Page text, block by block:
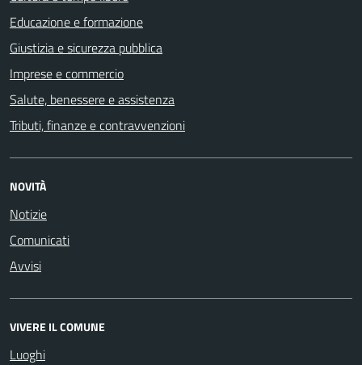
Educazione e formazione
Giustizia e sicurezza pubblica
Imprese e commercio
Salute, benessere e assistenza
Tributi, finanze e contravvenzioni
NOVITÀ
Notizie
Comunicati
Avvisi
VIVERE IL COMUNE
Luoghi